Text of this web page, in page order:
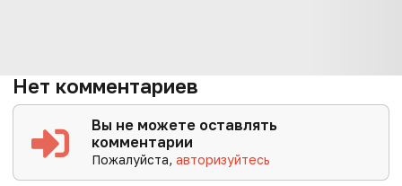
Нет комментариев
Вы не можете оставлять
комментарии
Пожалуйста,авторизуйтесь